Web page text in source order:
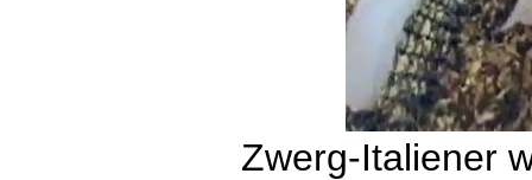
Zwerg-Italiener